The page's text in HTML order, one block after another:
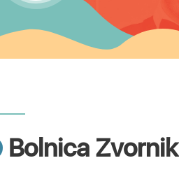
Bolnica Zvornik